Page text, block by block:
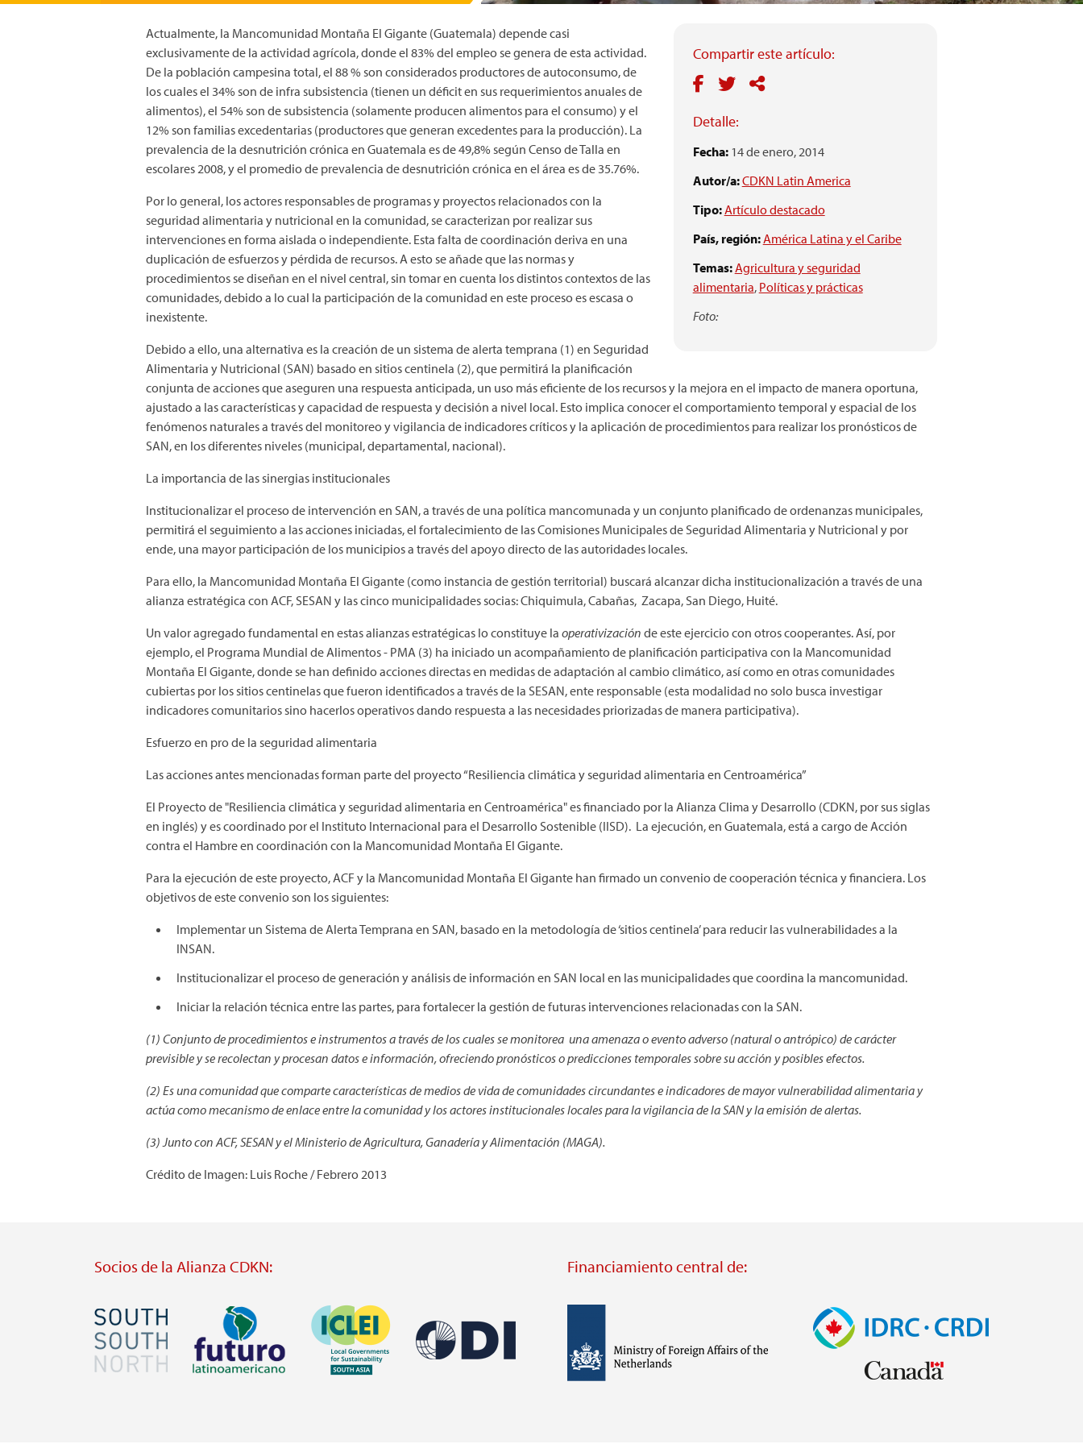
Compartir este artículo:
Detalle:
Fecha:14 de enero, 2014
Autor/a:CDKN Latin America
Tipo:Artículo destacado
País, región:América Latina y el Caribe
Temas:Agricultura y seguridad
alimentaria, Políticas y prácticas
Foto:
Actualmente, la Mancomunidad Montaña El Gigante (Guatemala) depende casi
exclusivamente de la actividad agrícola, donde el 83% del empleo se genera de esta actividad.
De la población campesina total, el 88 % son considerados productores de autoconsumo, de
los cuales el 34% son de infra subsistencia (tienen un déficit en sus requerimientos anuales de
alimentos), el 54% son de subsistencia (solamente producen alimentos para el consumo) y el
12% son familias excedentarias (productores que generan excedentes para la producción). La
prevalencia de la desnutrición crónica en Guatemala es de 49,8% según Censo de Talla en
escolares 2008, y el promedio de prevalencia de desnutrición crónica en el área es de 35.76%.
Por lo general, los actores responsables de programas y proyectos relacionados con la
seguridad alimentaria y nutricional en la comunidad, se caracterizan por realizar sus
intervenciones en forma aislada o independiente. Esta falta de coordinación deriva en una
duplicación de esfuerzos y pérdida de recursos. A esto se añade que las normas y
procedimientos se diseñan en el nivel central, sin tomar en cuenta los distintos contextos de las
comunidades, debido a lo cual la participación de la comunidad en este proceso es escasa o
inexistente.
Debido a ello, una alternativa es la creación de un sistema de alerta temprana (1) en Seguridad
Alimentaria y Nutricional (SAN) basado en sitios centinela (2), que permitirá la planificación
conjunta de acciones que aseguren una respuesta anticipada, un uso más eficiente de los recursos y la mejora en el impacto de manera oportuna,
ajustado a las características y capacidad de respuesta y decisión a nivel local. Esto implica conocer el comportamiento temporal y espacial de los
fenómenos naturales a través del monitoreo y vigilancia de indicadores críticos y la aplicación de procedimientos para realizar los pronósticos de
SAN, en los diferentes niveles (municipal, departamental, nacional).
La importancia de las sinergias institucionales
Institucionalizar el proceso de intervención en SAN, a través de una política mancomunada y un conjunto planificado de ordenanzas municipales,
permitirá el seguimiento a las acciones iniciadas, el fortalecimiento de las Comisiones Municipales de Seguridad Alimentaria y Nutricional y por
ende, una mayor participación de los municipios a través del apoyo directo de las autoridades locales.
Para ello, la Mancomunidad Montaña El Gigante (como instancia de gestión territorial) buscará alcanzar dicha institucionalización a través de una
alianza estratégica con ACF, SESAN y las cinco municipalidades socias: Chiquimula, Cabañas, Zacapa, San Diego, Huité.
Un valor agregado fundamental en estas alianzas estratégicas lo constituye la operativización de este ejercicio con otros cooperantes. Así, por
ejemplo, el Programa Mundial de Alimentos - PMA (3) ha iniciado un acompañamiento de planificación participativa con la Mancomunidad
Montaña El Gigante, donde se han definido acciones directas en medidas de adaptación al cambio climático, así como en otras comunidades
cubiertas por los sitios centinelas que fueron identificados a través de la SESAN, ente responsable (esta modalidad no solo busca investigar
indicadores comunitarios sino hacerlos operativos dando respuesta a las necesidades priorizadas de manera participativa).
Esfuerzo en pro de la seguridad alimentaria
Las acciones antes mencionadas forman parte del proyecto “Resiliencia climática y seguridad alimentaria en Centroamérica”
El Proyecto de "Resiliencia climática y seguridad alimentaria en Centroamérica" es financiado por la Alianza Clima y Desarrollo (CDKN, por sus siglas
en inglés) y es coordinado por el Instituto Internacional para el Desarrollo Sostenible (IISD). La ejecución, en Guatemala, está a cargo de Acción
contra el Hambre en coordinación con la Mancomunidad Montaña El Gigante.
Para la ejecución de este proyecto, ACF y la Mancomunidad Montaña El Gigante han firmado un convenio de cooperación técnica y financiera. Los
objetivos de este convenio son los siguientes:
Implementar un Sistema de Alerta Temprana en SAN, basado en la metodología de ‘sitios centinela’ para reducir las vulnerabilidades a la
INSAN.
Institucionalizar el proceso de generación y análisis de información en SAN local en las municipalidades que coordina la mancomunidad.
Iniciar la relación técnica entre las partes, para fortalecer la gestión de futuras intervenciones relacionadas con la SAN.
(1) Conjunto de procedimientos e instrumentos a través de los cuales se monitorea una amenaza o evento adverso (natural o antrópico) de carácter
previsible y se recolectan y procesan datos e información, ofreciendo pronósticos o predicciones temporales sobre su acción y posibles efectos.
(2) Es una comunidad que comparte características de medios de vida de comunidades circundantes e indicadores de mayor vulnerabilidad alimentaria y
actúa como mecanismo de enlace entre la comunidad y los actores institucionales locales para la vigilancia de la SAN y la emisión de alertas.
(3) Junto con ACF, SESAN y el Ministerio de Agricultura, Ganadería y Alimentación (MAGA).
Crédito de Imagen: Luis Roche / Febrero 2013
Socios de la Alianza CDKN:
Imagen Imagen Imagen
Imagen
Financiamiento central de:
Imagen